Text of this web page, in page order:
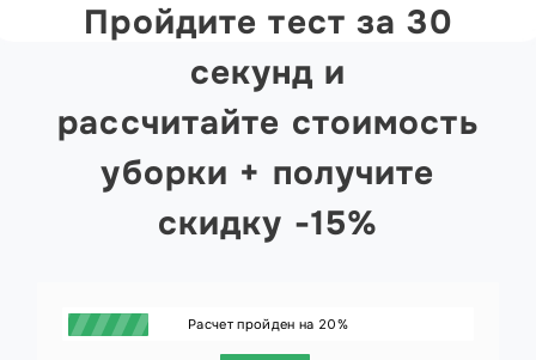
Пройдите тест за 30
секунд и
рассчитайте стоимость
уборки + получите
скидку -15%
Расчет пройден на 20%